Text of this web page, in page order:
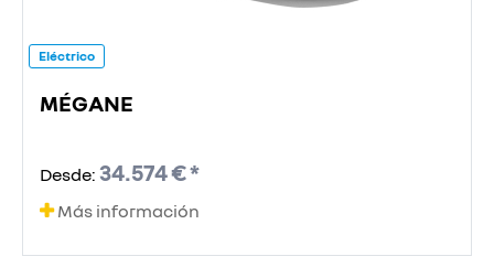
Eléctrico
MÉGANE
Desde: 34.574 € *
Más información